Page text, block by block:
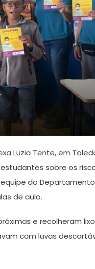
Luzia Tente, em
sobre os
do
de aula.
e recolheram
com luvas